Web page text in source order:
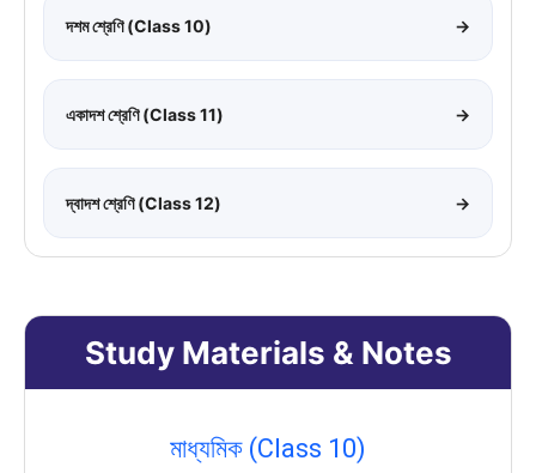
দশম শ্রেণি (Class 10) →
একাদশ শ্রেণি (Class 11) →
দ্বাদশ শ্রেণি (Class 12) →
Study Materials & Notes
মাধ্যমিক (Class 10)